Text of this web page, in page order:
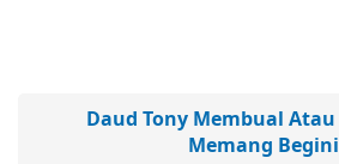
Daud Tony Membual
Memang